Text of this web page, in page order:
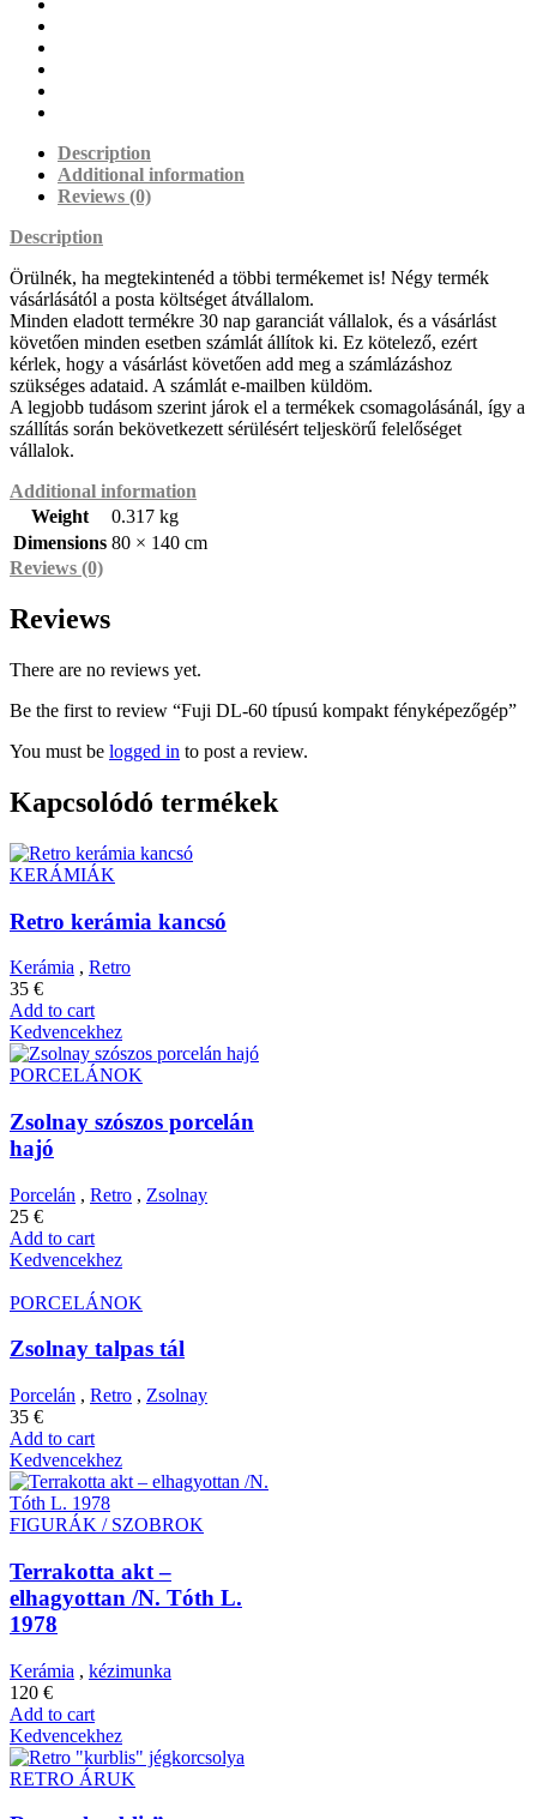
Description
Additional information
Reviews (0)
Description
Örülnék, ha megtekintenéd a többi termékemet is! Négy termék
vásárlásától a posta költséget átvállalom.
Minden eladott termékre 30 nap garanciát vállalok, és a vásárlást
követően minden esetben számlát állítok ki. Ez kötelező, ezért
kérlek, hogy a vásárlást követően add meg a számlázáshoz
szükséges adataid. A számlát e-mailben küldöm.
A legjobb tudásom szerint járok el a termékek csomagolásánál, így a
szállítás során bekövetkezett sérülésért teljeskörű felelőséget
vállalok.
Additional information
Weight
0.317 kg
Dimensions 80 × 140 cm
Reviews (0)
Reviews
There are no reviews yet.
Be the first to review “Fuji DL-60 típusú kompakt fényképezőgép”
You must be logged in to post a review.
Kapcsolódó termékek
KERÁMIÁK
Retro kerámia kancsó
Kerámia , Retro
35 €
Add to cart
Kedvencekhez
PORCELÁNOK
Zsolnay szószos porcelán
hajó
Porcelán , Retro , Zsolnay
25 €
Add to cart
Kedvencekhez
PORCELÁNOK
Zsolnay talpas tál
Porcelán , Retro , Zsolnay
35 €
Add to cart
Kedvencekhez
FIGURÁK / SZOBROK
Terrakotta akt –
elhagyottan /N. Tóth L.
1978
Kerámia , kézimunka
120 €
Add to cart
Kedvencekhez
RETRO ÁRUK